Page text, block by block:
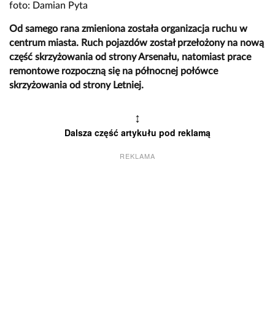
foto: Damian Pyta
Od samego rana zmieniona została organizacja ruchu w
centrum miasta. Ruch pojazdów został przełożony na nową
część skrzyżowania od strony Arsenału, natomiast prace
remontowe rozpoczną się na północnej połówce
skrzyżowania od strony Letniej.
↕
Dalsza część artykułu pod reklamą
REKLAMA